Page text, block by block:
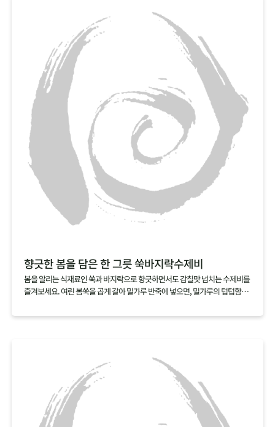
향긋한 봄을 담은 한 그릇 쑥바지락수제비
봄을 알리는 식재료인 쑥과 바지락으로 향긋하면서도 감칠맛 넘치는 수제비를
즐겨보세요. 여린 봄쑥을 곱게 갈아 밀가루 반죽에 넣으면, 밀가루의 텁텁함은
이면, 따로 육수를 내지 않아도 깊은 국물맛을 낼 수 있답니다.